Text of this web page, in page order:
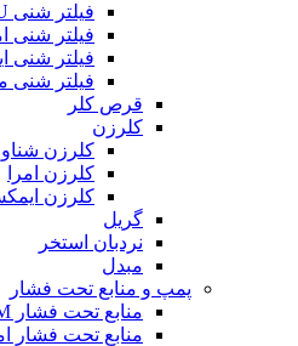
فیلتر شنی CIPU
فیلتر شنی
فیلتر شنی
فیلتر شنی
قرص کلر
کلرزن
کلرزن
کلرزن امرا
کلرزن
گریل
نردبان استخر
مبدل
پمپ و منابع تحت فشار
منابع تحت فشار HTM‎
منابع تحت فشار